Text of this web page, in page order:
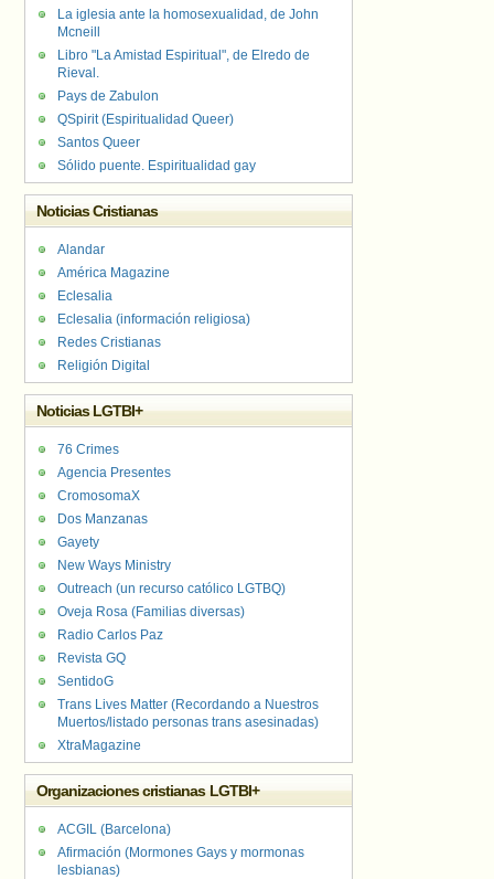
La iglesia ante la homosexualidad, de John
Mcneill
Libro "La Amistad Espiritual", de Elredo de
Rieval.
Pays de Zabulon
QSpirit (Espiritualidad Queer)
Santos Queer
Sólido puente. Espiritualidad gay
Noticias Cristianas
Alandar
América Magazine
Eclesalia
Eclesalia (información religiosa)
Redes Cristianas
Religión Digital
Noticias LGTBI+
76 Crimes
Agencia Presentes
CromosomaX
Dos Manzanas
Gayety
New Ways Ministry
Outreach (un recurso católico LGTBQ)
Oveja Rosa (Familias diversas)
Radio Carlos Paz
Revista GQ
SentidoG
Trans Lives Matter (Recordando a Nuestros
Muertos/listado personas trans asesinadas)
XtraMagazine
Organizaciones cristianas LGTBI+
ACGIL (Barcelona)
Afirmación (Mormones Gays y mormonas
lesbianas)